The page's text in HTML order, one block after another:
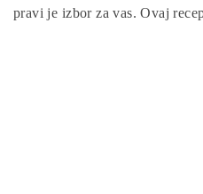
pravi je izbor za vas. Ovaj